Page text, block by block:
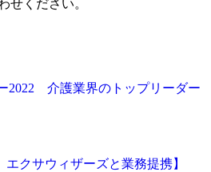
せください。
2022 介護業界のトップリーダー
エクサウィザーズと業務提携】